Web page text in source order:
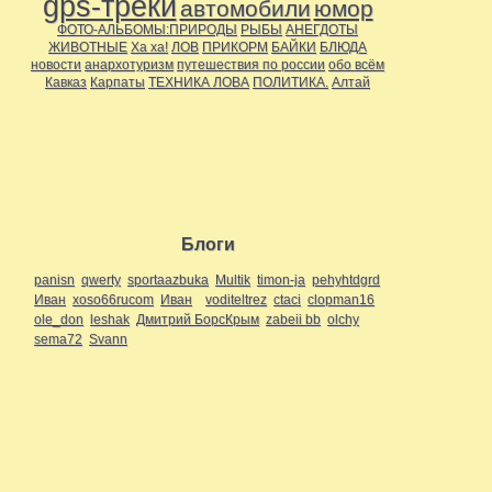
gps-треки автомобили юмор
ФОТО-АЛЬБОМЫ:ПРИРОДЫ РЫБЫ АНЕГДОТЫ
ЖИВОТНЫЕ Ха ха! ЛОВ ПРИКОРМ БАЙКИ БЛЮДА
новости анархотуризм путешествия по россии обо всём
Кавказ Карпаты ТЕХНИКА ЛОВА ПОЛИТИКА. Алтай
Блоги
panisn qwerty sportaazbuka Multik timon-ja pehyhtdgrd
Иван xoso66rucom Иван voditeltrez ctaci clopman16
ole_don leshak Дмитрий БорсКрым zabeii bb olchy
sema72 Svann